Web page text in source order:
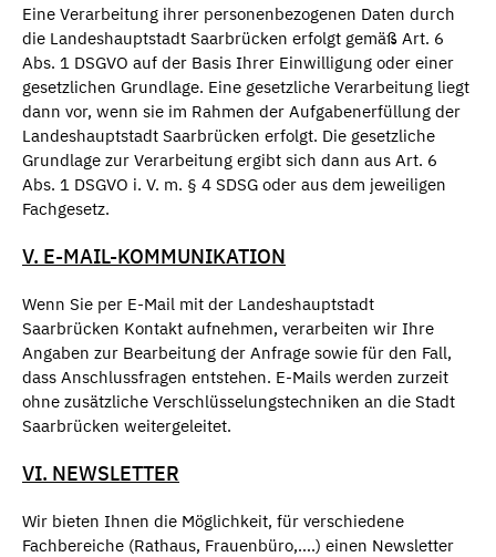
Eine Verarbeitung ihrer personenbezogenen Daten durch
die Landeshauptstadt Saarbrücken erfolgt gemäß Art. 6
Abs. 1 DSGVO auf der Basis Ihrer Einwilligung oder einer
gesetzlichen Grundlage. Eine gesetzliche Verarbeitung liegt
dann vor, wenn sie im Rahmen der Aufgabenerfüllung der
Landeshauptstadt Saarbrücken erfolgt. Die gesetzliche
Grundlage zur Verarbeitung ergibt sich dann aus Art. 6
Abs. 1 DSGVO i. V. m. § 4 SDSG oder aus dem jeweiligen
Fachgesetz.
V. E-MAIL-KOMMUNIKATION
Wenn Sie per E-Mail mit der Landeshauptstadt
Saarbrücken Kontakt aufnehmen, verarbeiten wir Ihre
Angaben zur Bearbeitung der Anfrage sowie für den Fall,
dass Anschlussfragen entstehen. E-Mails werden zurzeit
ohne zusätzliche Verschlüsselungstechniken an die Stadt
Saarbrücken weitergeleitet.
VI. NEWSLETTER
Wir bieten Ihnen die Möglichkeit, für verschiedene
Fachbereiche (Rathaus, Frauenbüro,….) einen Newsletter